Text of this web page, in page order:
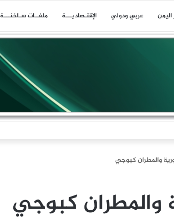
اليمن عربي ودولي اﻹقتـصاديـــة ملفــات سـاخنـــة
والمطران كبوجي
كبوجي